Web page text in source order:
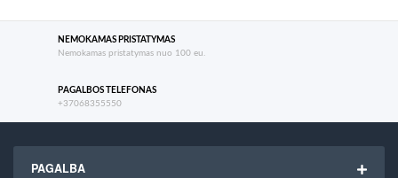
NEMOKAMAS PRISTATYMAS
Nemokamas pristatymas nuo 100 eu.
PAGALBOS TELEFONAS
+37068355550
PAGALBA